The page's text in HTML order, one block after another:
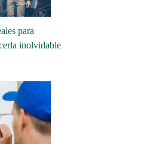
para
inolvidable